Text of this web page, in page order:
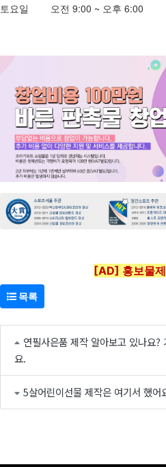
토요일 오전 9:00 ~ 오후 6:00
[AD] 홍보물
목록
연필사은품 제작 알아보고 있나요
요.
5살어린이선물 제작은 여기서 했어